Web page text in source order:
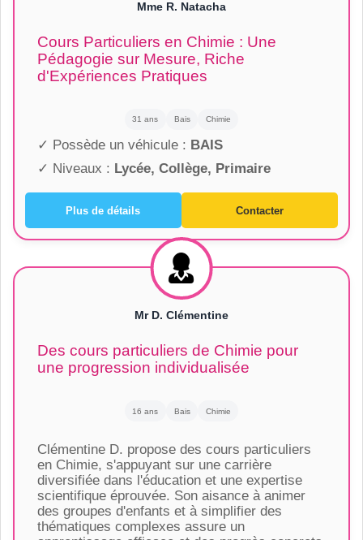
Mme R. Natacha
Cours Particuliers en Chimie : Une
Pédagogie sur Mesure, Riche
d'Expériences Pratiques
31 ans Bais Chimie
✓ Possède un véhicule : BAIS
✓ Niveaux : Lycée, Collège, Primaire
Plus de détails Contacter
Mr D. Clémentine
Des cours particuliers de Chimie pour
une progression individualisée
16 ans Bais Chimie
Clémentine D. propose des cours particuliers
en Chimie, s'appuyant sur une carrière
diversifiée dans l'éducation et une expertise
scientifique éprouvée. Son aisance à animer
des groupes d'enfants et à simplifier des
thématiques complexes assure un